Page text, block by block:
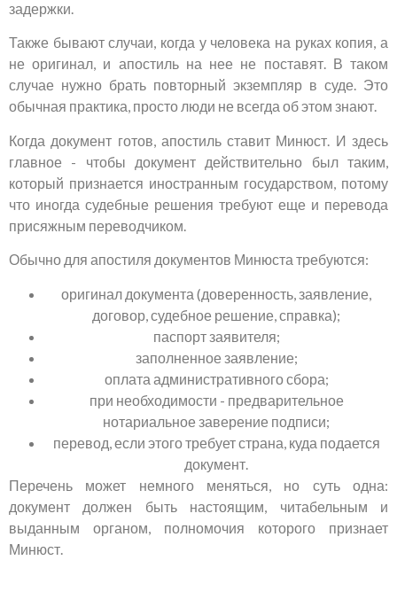
задержки.
Также бывают случаи, когда у человека на руках копия, а
не оригинал, и апостиль на нее не поставят. В таком
случае нужно брать повторный экземпляр в суде. Это
обычная практика, просто люди не всегда об этом знают.
Когда документ готов, апостиль ставит Минюст. И здесь
главное - чтобы документ действительно был таким,
который признается иностранным государством, потому
что иногда судебные решения требуют еще и перевода
присяжным переводчиком.
Обычно для апостиля документов Минюста требуются:
оригинал документа (доверенность, заявление,
договор, судебное решение, справка);
паспорт заявителя;
заполненное заявление;
оплата административного сбора;
при необходимости - предварительное
нотариальное заверение подписи;
перевод, если этого требует страна, куда подается
документ.
Перечень может немного меняться, но суть одна:
документ должен быть настоящим, читабельным и
выданным органом, полномочия которого признает
Минюст.